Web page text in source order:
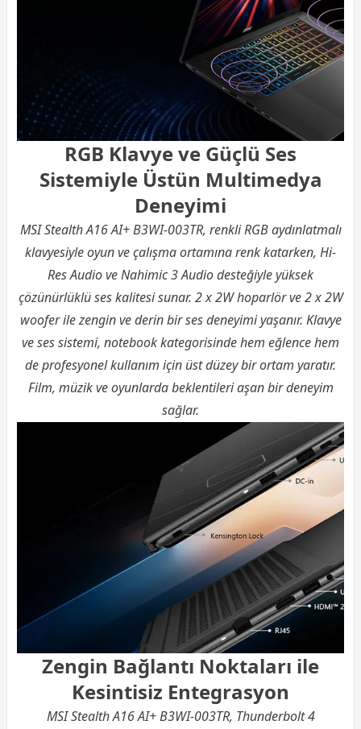
RGB Klavye ve Güçlü Ses
Sistemiyle Üstün Multimedya
Deneyimi
MSI Stealth A16 AI+ B3WI-003TR, renkli RGB aydınlatmalı
klavyesiyle oyun ve çalışma ortamına renk katarken, Hi-
Res Audio ve Nahimic 3 Audio desteğiyle yüksek
çözünürlüklü ses kalitesi sunar. 2 x 2W hoparlör ve 2 x 2W
woofer ile zengin ve derin bir ses deneyimi yaşanır. Klavye
ve ses sistemi, notebook kategorisinde hem eğlence hem
de profesyonel kullanım için üst düzey bir ortam yaratır.
Film, müzik ve oyunlarda beklentileri aşan bir deneyim
sağlar.
Zengin Bağlantı Noktaları ile
Kesintisiz Entegrasyon
MSI Stealth A16 AI+ B3WI-003TR, Thunderbolt 4